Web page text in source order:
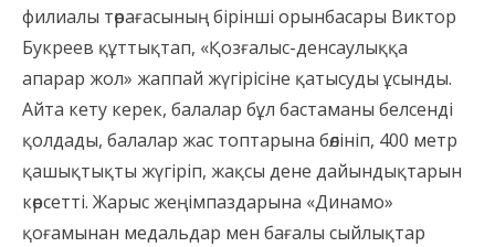
филиалы төрағасының бірінші орынбасары Виктор
Букреев құттықтап, «Қозғалыс-денсаулыққа
апарар жол» жаппай жүгірісіне қатысуды ұсынды.
Айта кету керек, балалар бұл бастаманы белсенді
қолдады, балалар жас топтарына бөлініп, 400 метр
қашықтықты жүгіріп, жақсы дене дайындықтарын
көрсетті. Жарыс жеңімпаздарына «Динамо»
қоғамынан медальдар мен бағалы сыйлықтар